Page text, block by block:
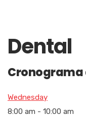
Dental
Cronograma
Wednesday
8:00 am - 10:00 am